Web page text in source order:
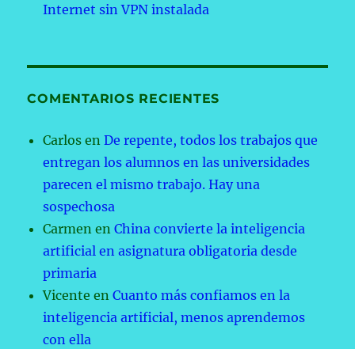
Internet sin VPN instalada
COMENTARIOS RECIENTES
Carlos enDe repente, todos los trabajos que
entregan los alumnos en las universidades
parecen el mismo trabajo. Hay una
sospechosa
Carmen enChina convierte la inteligencia
artificial en asignatura obligatoria desde
primaria
Vicente enCuanto más confiamos en la
inteligencia artificial, menos aprendemos
con ella